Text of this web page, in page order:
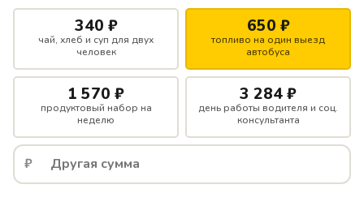
340 ₽
чай, хлеб и суп для двух
человек
650 ₽
топливо на один выезд
автобуса
1 570 ₽
продуктовый набор на
неделю
3 284 ₽
день работы водителя и соц.
консультанта
₽